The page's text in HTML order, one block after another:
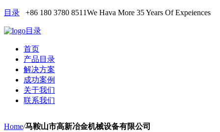
目录 +86 180 3780 8511We Hava More 35 Years Of Expeiences
目录
首页
产品目录
解决方案
成功案例
关于我们
联系我们
Home/马鞍山市高新冶金机械设备有限公司